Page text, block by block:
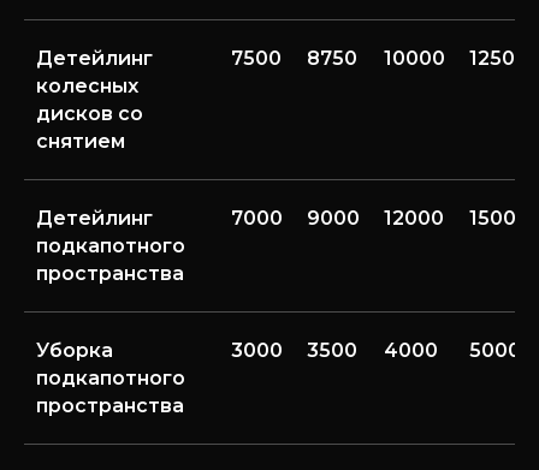
Детейлинг
колесных
дисков со
снятием
7500 8750 10000 12500
Детейлинг
подкапотного
пространства
7000 9000 12000 15000
Уборка
подкапотного
пространства
3000 3500 4000 5000